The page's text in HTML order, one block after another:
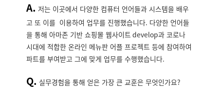
A. 저는 이곳에서 다양한 컴퓨터 언어들과 시스템을 배우
고 또 이를 이용하여 업무를 진행했습니다. 다양한 언어들
을 통해 아마존 기반 쇼핑몰 웹사이트develop과 코로나
시대에 적합한 온라인 메뉴판 어플 프로젝트 등에 참여하여
파트를 부여받고 그에 맞게 업무를 수행했습니다.
Q. 실무경험을 통해 얻은 가장 큰 교훈은 무엇인가요?